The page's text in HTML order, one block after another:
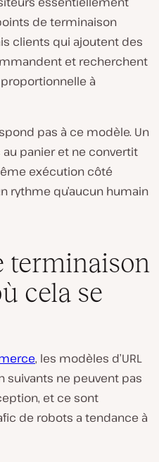
de terminaison
clients qui ajoutent des
et recherchent
à
pas à ce modèle. Un
au panier et ne convertit
exécution côté
rythme qu’aucun humain
terminaison
cela se
, les modèles d’URL
suivants ne peuvent pas
et ce sont
de robots a tendance à